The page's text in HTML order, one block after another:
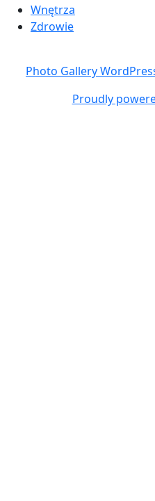
Wnętrza
Zdrowie
Photo Gallery
Proudly